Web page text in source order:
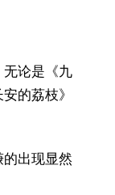
论是《九
的荔枝》
出现显然